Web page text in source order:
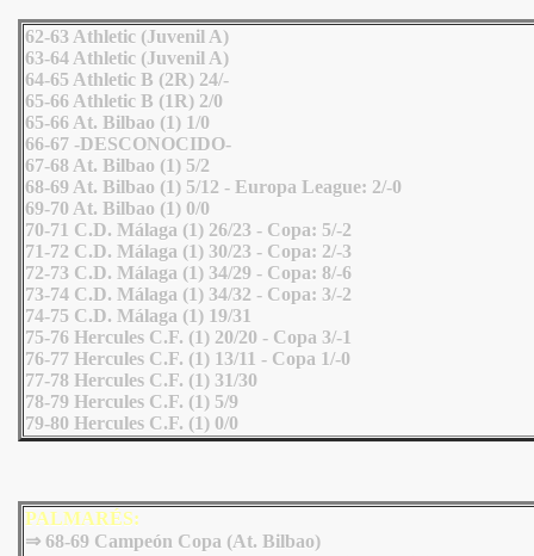
62-63 Athletic (Juvenil A)
63-64 Athletic (Juvenil A)
64-65 Athletic B (2R) 24/-
65-66 Athletic B (1R) 2/0
65-66 At. Bilbao (1) 1/0
66-67 -DESCONOCIDO-
67-68 At. Bilbao (1) 5/2
68-69 At. Bilbao (1) 5/12 - Europa League: 2/-0
69-70 At. Bilbao (1) 0/0
70-71 C.D. Málaga (1) 26/23 - Copa: 5/-2
71-72 C.D. Málaga (1) 30/23 - Copa: 2/-3
72-73 C.D. Málaga (1) 34/29 - Copa: 8/-6
73-74 C.D. Málaga (1) 34/32 - Copa: 3/-2
74-75 C.D. Málaga (1) 19/31
75-76 Hercules C.F. (1) 20/20 - Copa 3/-1
76-77 Hercules C.F. (1) 13/11 - Copa 1/-0
77-78 Hercules C.F. (1) 31/30
78-79 Hercules C.F. (1) 5/9
79-80 Hercules C.F. (1) 0/0
PALMARÉS:
⇒ 68-69 Campeón Copa (At. Bilbao)